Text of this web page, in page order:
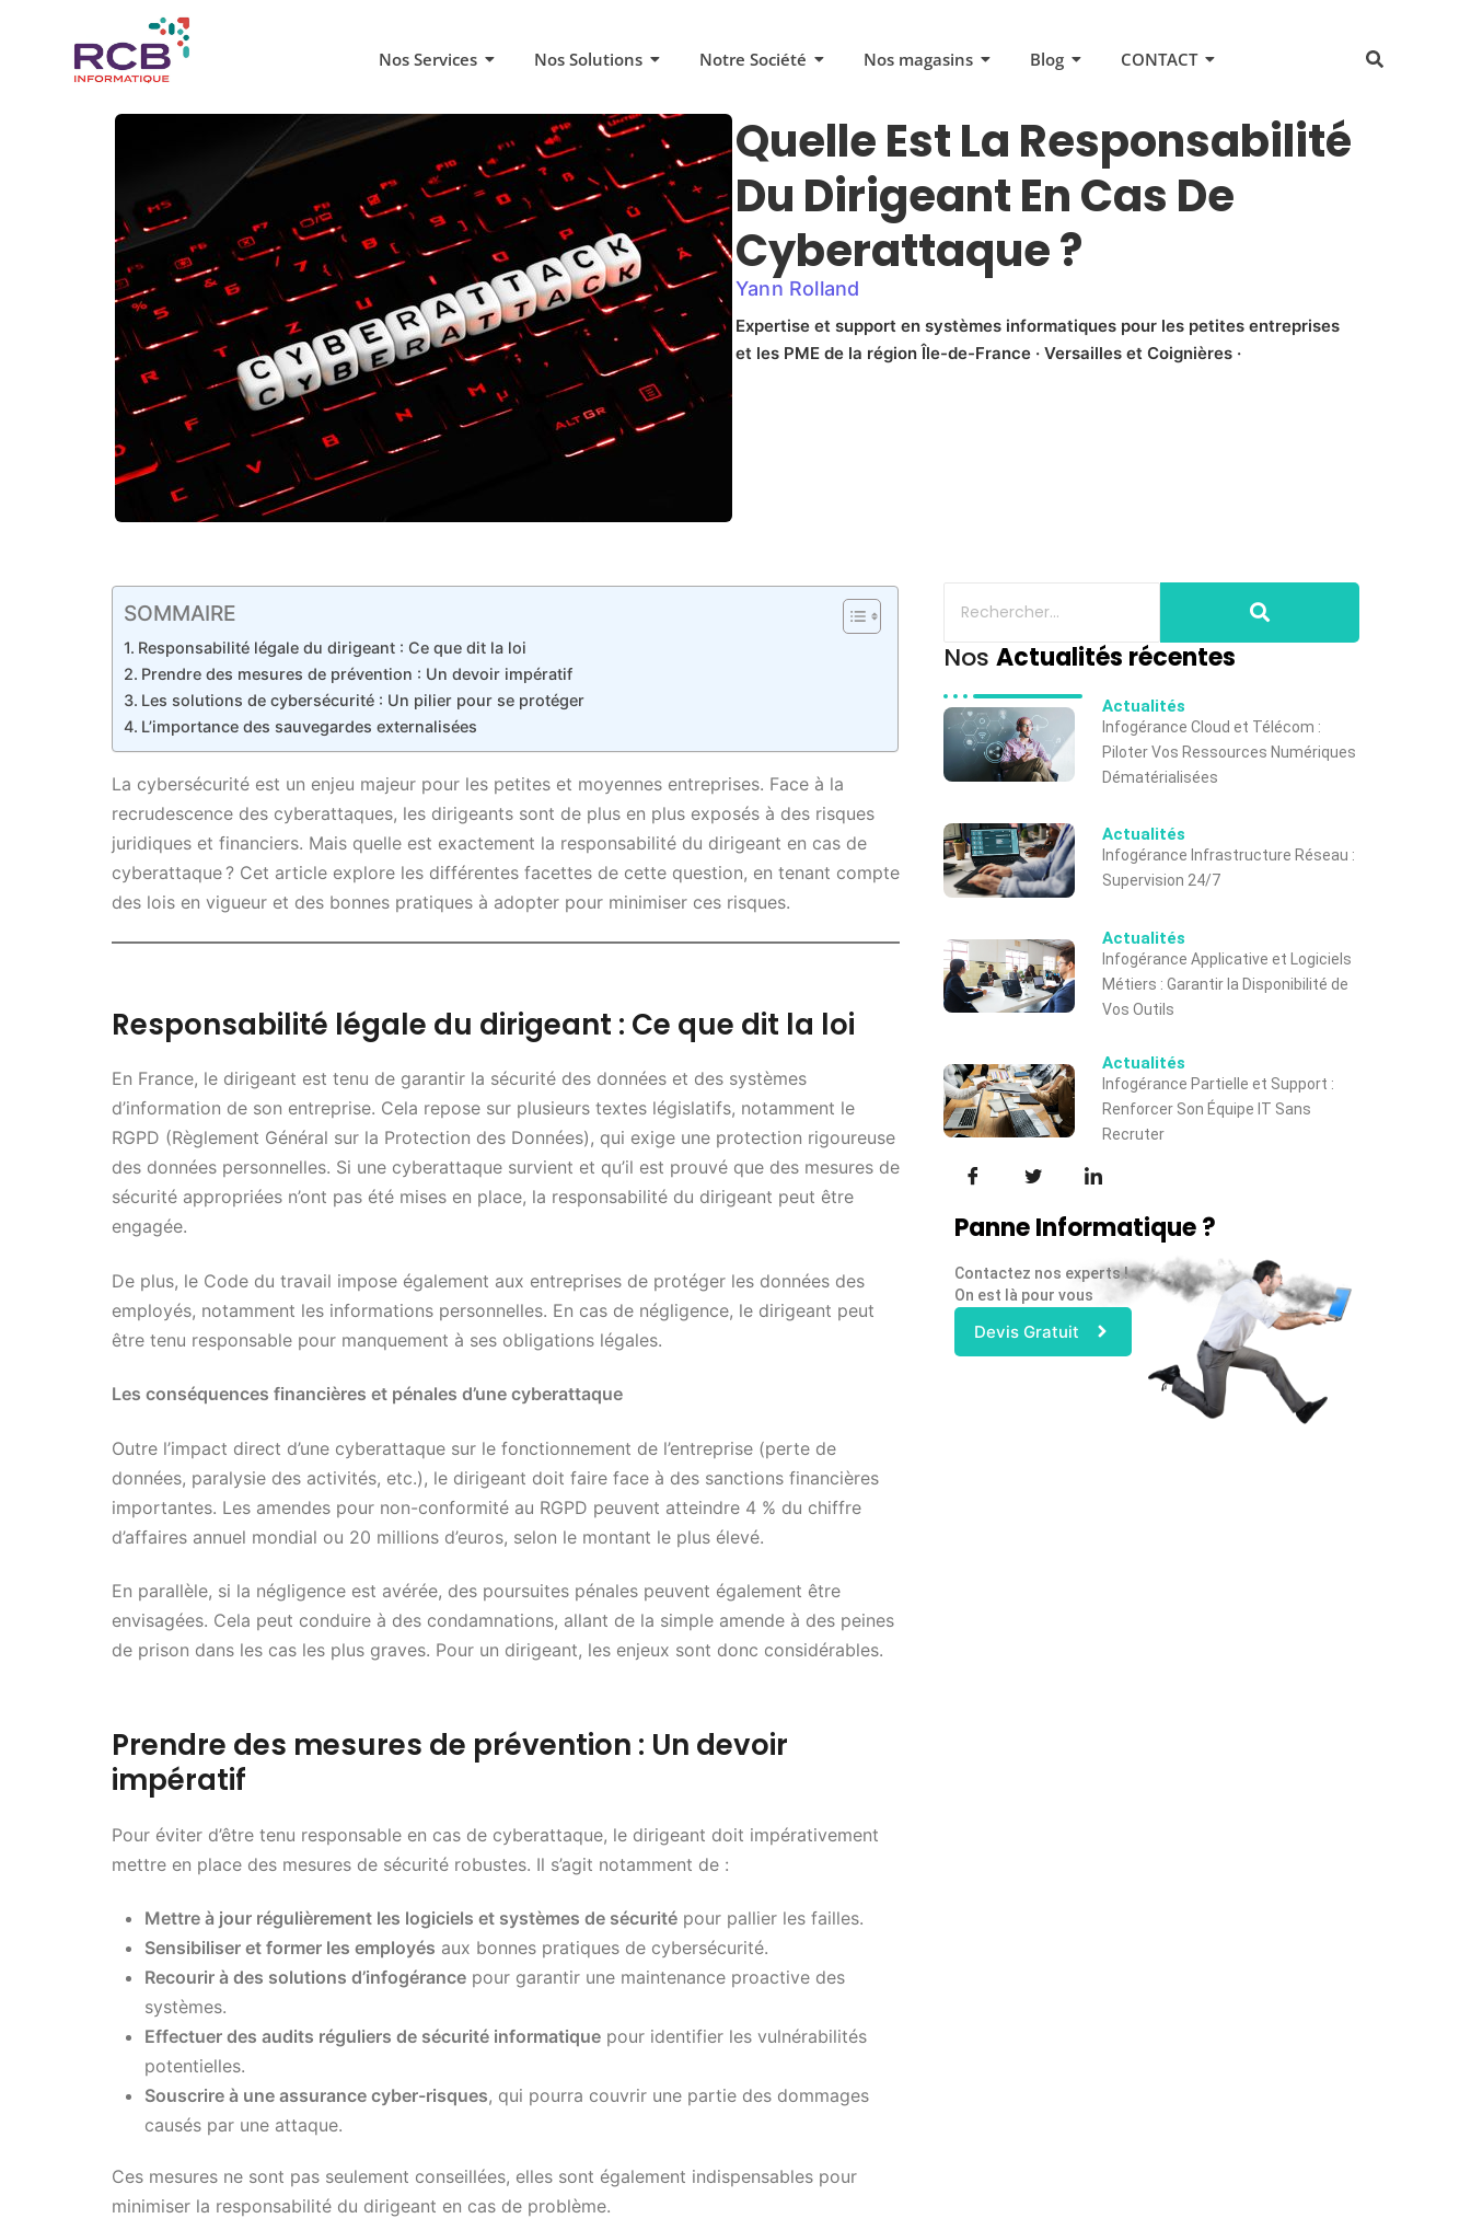
Nos Services Nos Solutions Notre Société Nos magasins Blog CONTACT
Quelle Est La Responsabilité
Du Dirigeant En Cas De
Cyberattaque ?
Yann Rolland
Expertise et support en systèmes informatiques pour les petites entreprises
et les PME de la région Île-de-France · Versailles et Coignières ·
SOMMAIRE
Responsabilité légale du dirigeant : Ce que dit la loi
Prendre des mesures de prévention : Un devoir impératif
Les solutions de cybersécurité : Un pilier pour se protéger
L’importance des sauvegardes externalisées
La cybersécurité est un enjeu majeur pour les petites et moyennes entreprises. Face à la
recrudescence des cyberattaques, les dirigeants sont de plus en plus exposés à des risques
juridiques et financiers. Mais quelle est exactement la responsabilité du dirigeant en cas de
cyberattaque ? Cet article explore les différentes facettes de cette question, en tenant compte
des lois en vigueur et des bonnes pratiques à adopter pour minimiser ces risques.
Responsabilité légale du dirigeant : Ce que dit la loi
En France, le dirigeant est tenu de garantir la sécurité des données et des systèmes
d’information de son entreprise. Cela repose sur plusieurs textes législatifs, notamment le
RGPD (Règlement Général sur la Protection des Données), qui exige une protection rigoureuse
des données personnelles. Si une cyberattaque survient et qu’il est prouvé que des mesures de
sécurité appropriées n’ont pas été mises en place, la responsabilité du dirigeant peut être
engagée.
De plus, le Code du travail impose également aux entreprises de protéger les données des
employés, notamment les informations personnelles. En cas de négligence, le dirigeant peut
être tenu responsable pour manquement à ses obligations légales.
Les conséquences financières et pénales d’une cyberattaque
Outre l’impact direct d’une cyberattaque sur le fonctionnement de l’entreprise (perte de
données, paralysie des activités, etc.), le dirigeant doit faire face à des sanctions financières
importantes. Les amendes pour non-conformité au RGPD peuvent atteindre 4 % du chiffre
d’affaires annuel mondial ou 20 millions d’euros, selon le montant le plus élevé.
En parallèle, si la négligence est avérée, des poursuites pénales peuvent également être
envisagées. Cela peut conduire à des condamnations, allant de la simple amende à des peines
de prison dans les cas les plus graves. Pour un dirigeant, les enjeux sont donc considérables.
Prendre des mesures de prévention : Un devoir
impératif
Pour éviter d’être tenu responsable en cas de cyberattaque, le dirigeant doit impérativement
mettre en place des mesures de sécurité robustes. Il s’agit notamment de :
Mettre à jour régulièrement les logiciels et systèmes de sécurité pour pallier les failles.
Sensibiliser et former les employés aux bonnes pratiques de cybersécurité.
Recourir à des solutions d’infogérance pour garantir une maintenance proactive des
systèmes.
Effectuer des audits réguliers de sécurité informatique pour identifier les vulnérabilités
potentielles.
Souscrire à une assurance cyber-risques, qui pourra couvrir une partie des dommages
causés par une attaque.
Ces mesures ne sont pas seulement conseillées, elles sont également indispensables pour
minimiser la responsabilité du dirigeant en cas de problème.
Nos Actualités récentes
Actualités
Infogérance Cloud et Télécom :
Piloter Vos Ressources Numériques
Dématérialisées
Actualités
Infogérance Infrastructure Réseau :
Supervision 24/7
Actualités
Infogérance Applicative et Logiciels
Métiers : Garantir la Disponibilité de
Vos Outils
Actualités
Infogérance Partielle et Support :
Renforcer Son Équipe IT Sans
Recruter
Panne Informatique ?
Contactez nos experts !
On est là pour vous
Devis Gratuit